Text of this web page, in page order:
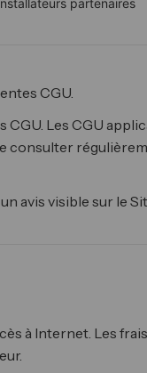
CGU.
Les CGU
consulter
avis visible sur le
à Internet. Les